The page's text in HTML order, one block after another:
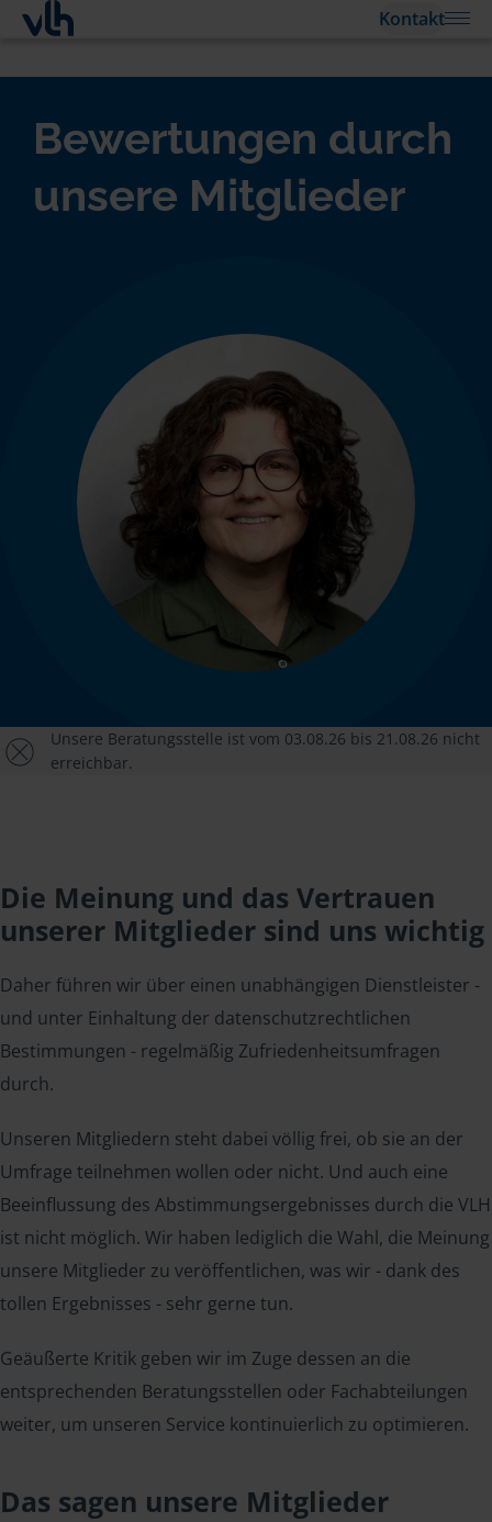
Kontakt
Bewertungen durch
unsere Mitglieder
Unsere Beratungsstelle ist vom 03.08.26 bis 21.08.26 nicht
erreichbar.
Die Meinung und das Vertrauen
unserer Mitglieder sind uns wichtig
Daher führen wir über einen unabhängigen Dienstleister -
und unter Einhaltung der datenschutzrechtlichen
Bestimmungen - regelmäßig Zufriedenheitsumfragen
durch.
Unseren Mitgliedern steht dabei völlig frei, ob sie an der
Umfrage teilnehmen wollen oder nicht. Und auch eine
Beeinflussung des Abstimmungsergebnisses durch die VLH
ist nicht möglich. Wir haben lediglich die Wahl, die Meinung
unsere Mitglieder zu veröffentlichen, was wir - dank des
tollen Ergebnisses - sehr gerne tun.
Geäußerte Kritik geben wir im Zuge dessen an die
entsprechenden Beratungsstellen oder Fachabteilungen
weiter, um unseren Service kontinuierlich zu optimieren.
Das sagen unsere Mitglieder